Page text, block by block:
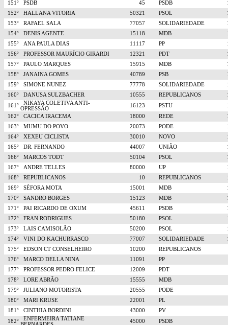
151º PSDB 45 PSDB
152º
HALLANA VITORIA 50321 PSOL
153º
RAFAEL SALA 77057 SOLIDARIEDADE
154º
DENIS AGENTE 15118 MDB
155º
ANA PAULA DIAS 11117 PP
156º
PROFESSOR MAURÍCIO GIRARDI 12321 PDT
157º
PAULO MARQUES 15915 MDB
158º
JANAINA GOMES 40789 PSB
159º
SIMONE NUNEZ 77778 SOLIDARIEDADE
160º
DANUSA SULZBACHER 10555 REPUBLICANOS
161º
NIKAYA COLETIVA ANTI-
OPRESSÃO
16123 PSTU
162º
CACICA IRACEMA 18000 REDE
163º
MUMU DO POVO 20073 PODE
164º
XEXEU CICLISTA 30010 NOVO
165º
DR. FERNANDO 44007 UNIÃO
166º
MARCOS TODT 50104 PSOL
167º
ANDRE TELLES 80000 UP
168º
REPUBLICANOS 10 REPUBLICANOS
169º
SÉFORA MOTA 15001 MDB
170º
SANDRO BORGES 15123 MDB
171º
PAI RICARDO DE OXUM 45611 PSDB
172º
FRAN RODRIGUES 50180 PSOL
173º
LAIS CAMISOLÃO 50200 PSOL
174º
VINI DO KACHURRASCO 77007 SOLIDARIEDADE
175º
EDSON CT CONSELHEIRO 10200
REPUBLICANOS
176º
MARCO DELLA NINA 11091
PP
177º
PROFESSOR PEDRO FELICE 12009
PDT
178º
LORE ABRÃO 15555
MDB
179º
JULIANO MOTORISTA 20555
PODE
180º
MARI KRUSE 22001
PL
181º
CINTHIA BORDINI 43000
PV
182º
ENFERMEIRA TATIANE
45000
PSDB